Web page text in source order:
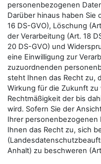
personenbezogenen
Darüber hinaus haben Sie
16 DS-GVO), Löschung
der Verarbeitung (Art. 18
20 DS-GVO) und
eine Einwilligung zur
zuzuordnenden
steht Ihnen das Recht zu,
Wirkung für die Zukunft
Rechtmäßigkeit der bis
wird. Sofern Sie der
Ihrer
Ihnen das Recht zu, sich
Anhalt) zu beschweren